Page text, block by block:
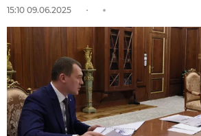
15:10 09.06.2025